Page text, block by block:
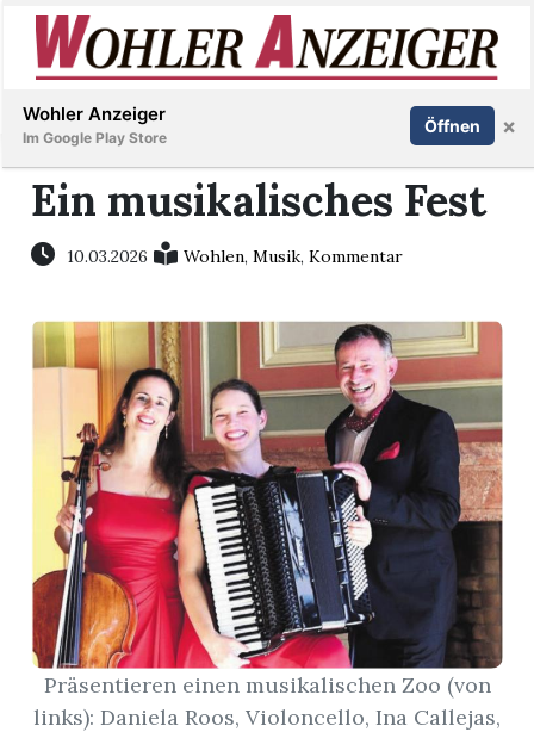
Immobilien
Stellen
Paper
Newsletter
App
Inserieren Abonnieren Anmelden
Ein musikalisches Fest
10.03.2026 Wohlen,Musik,Kommentar
Präsentieren einen musikalischen Zoo (von
links): Daniela Roos, Violoncello, Ina Callejas,
Wohler Anzeiger
Im Google Play Store
Öffnen ×